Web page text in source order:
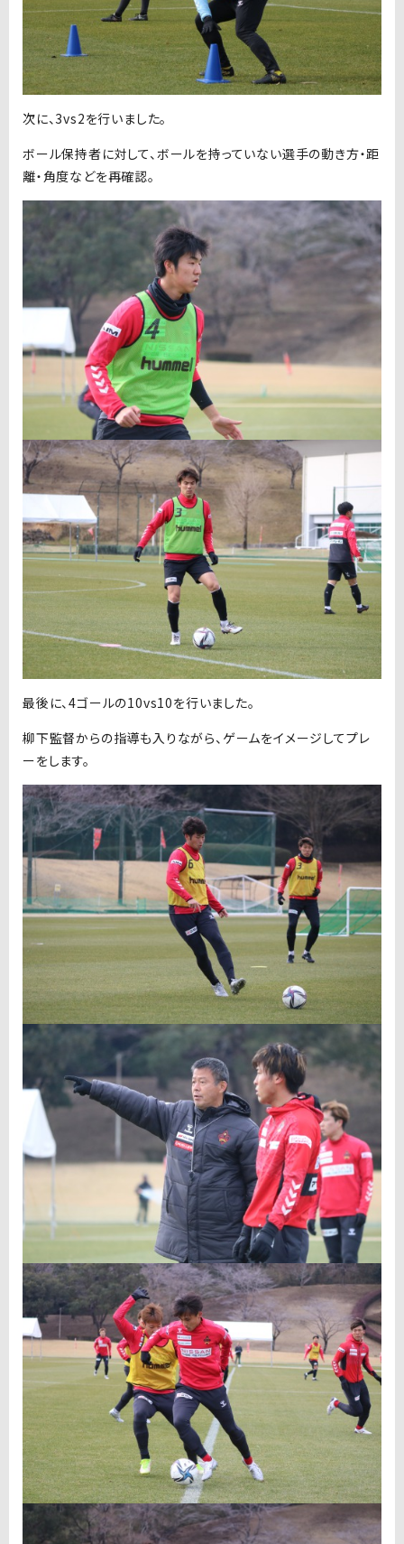
次に、3vs2を行いました。
ボール保持者に対して、ボールを持っていない選手の動き方・距
離・角度などを再確認。
最後に、4ゴールの10vs10を行いました。
柳下監督からの指導も入りながら、ゲームをイメージしてプレ
ーをします。